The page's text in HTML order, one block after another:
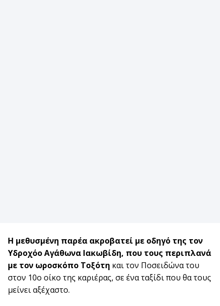
Η μεθυσμένη παρέα ακροβατεί με οδηγό της τον
Υδροχόο Αγάθωνα Ιακωβίδη, που τους περιπλανά
με τον ωροσκόπο Τοξότη και τον Ποσειδώνα του
στον 10ο οίκο της καριέρας, σε ένα ταξίδι που θα τους
μείνει αξέχαστο.